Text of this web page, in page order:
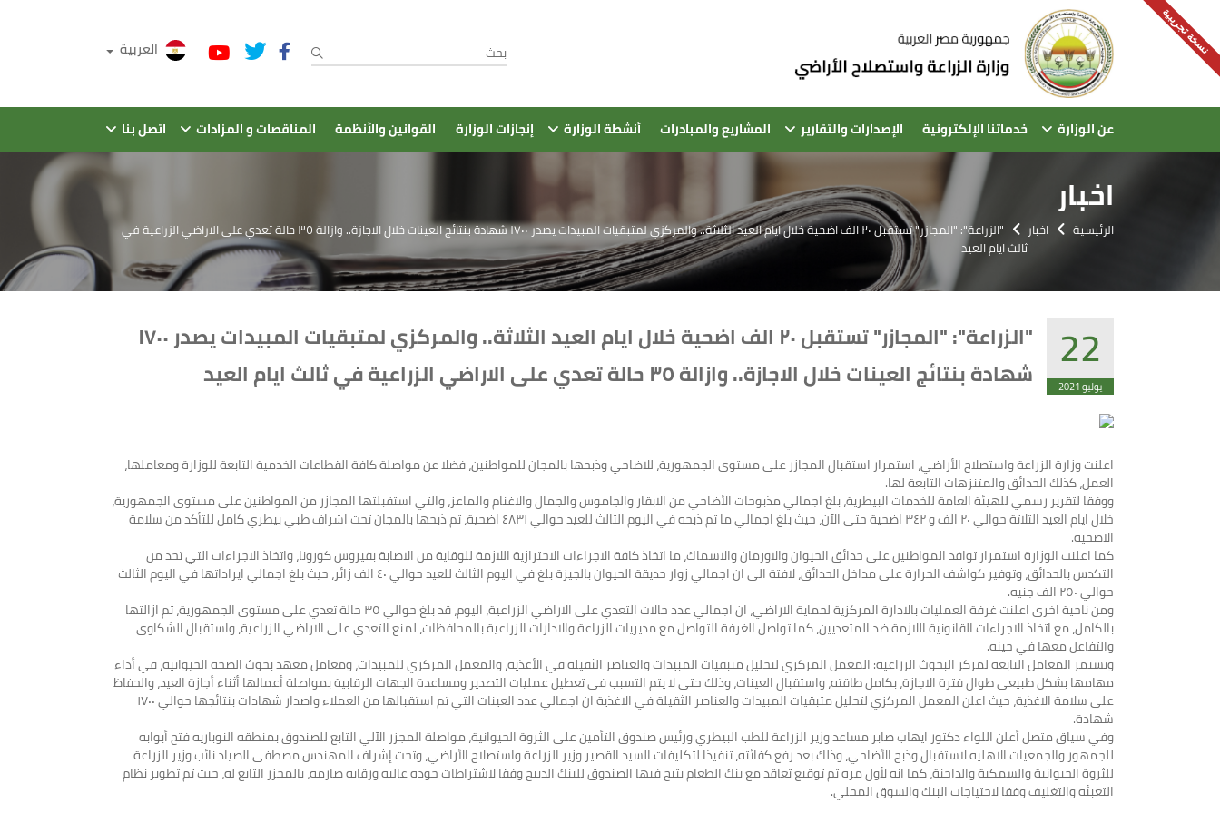
نسخة تجريبية العربية
عن الوزارة خدماتنا الإلكترونية الإصدارات والتقارير المشاريع والمبادرات أنشطة الوزارة إنجازات الوزارة القوانين والأنظمة المناقصات و المزادات اتصل بنا
اخبار
الرئيسية اخبار
"الزراعة": "المجازر" تستقبل ٢٠ الف اضحية خلال ايام العيد الثلاثة.. والمركزي لمتبقيات المبيدات يصدر ١٧٠٠ شهادة بنتائج العينات خلال الاجازة.. وازالة ٣٥ حالة تعدي على الاراضي الزراعية في
ثالث ايام العيد
22
يوليو 2021
"الزراعة": "المجازر" تستقبل ٢٠ الف اضحية خلال ايام العيد الثلاثة.. والمركزي لمتبقيات المبيدات يصدر ١٧٠٠
شهادة بنتائج العينات خلال الاجازة.. وازالة ٣٥ حالة تعدي على الاراضي الزراعية في ثالث ايام العيد
اعلنت وزارة الزراعة واستصلاح الأراضي، استمرار استقبال المجازر على مستوى الجمهورية، للاضاحي وذبحها بالمجان للمواطنين، فضلا عن مواصلة كافة القطاعات الخدمية التابعة للوزارة ومعاملها،
العمل، كذلك الحدائق والمتنزهات التابعة لها.
ووفقا لتقرير رسمي للهيئة العامة للخدمات البيطرية، بلغ اجمالي مذبوحات الأضاحي من الابقار والجاموس والجمال والاغنام والماعز، والتي استقبلتها المجازر من المواطنين على مستوى الجمهورية،
خلال ايام العيد الثلاثة حوالي ٢٠ الف و ٣٤٢ اضحية حتى الآن، حيث بلغ اجمالي ما تم ذبحه في اليوم الثالث للعيد حوالي ٤٨٣١ اضحية، تم ذبحها بالمجان تحت اشراف طبي بيطري كامل للتأكد من سلامة
الاضحية.
كما اعلنت الوزارة استمرار توافد المواطنين على حدائق الحيوان والاورمان والاسماك، ما اتخاذ كافة الاجراءات الاحترازية اللازمة للوقاية من الاصابة بفيروس كورونا، واتخاذ الاجراءات التي تحد من
التكدس بالحدائق، وتوفير كواشف الحرارة على مداخل الحدائق، لافتة الى ان اجمالي زوار حديقة الحيوان بالجيزة بلغ في اليوم الثالث للعيد حوالي ٤٠ الف زائر، حيث بلغ اجمالي ايراداتها في اليوم الثالث
حوالي ٢٥٠ الف جنيه.
ومن ناحية اخرى اعلنت غرفة العمليات بالادارة المركزية لحماية الاراضي، ان اجمالي عدد حالات التعدي على الاراضي الزراعية، اليوم، قد بلغ حوالي ٣٥ حالة تعدي على مستوى الجمهورية، تم ازالتها
بالكامل، مع اتخاذ الاجراءات القانونية اللازمة ضد المتعديين، كما تواصل الغرفة التواصل مع مديريات الزراعة والادارات الزراعية بالمحافظات، لمنع التعدي على الاراضي الزراعية، واستقبال الشكاوى
والتفاعل معها في حينه.
وتستمر المعامل التابعة لمركز البحوث الزراعية: المعمل المركزي لتحليل متبقيات المبيدات والعناصر الثقيلة في الأغذية، والمعمل المركزي للمبيدات، ومعامل معهد بحوث الصحة الحيوانية، في أداء
مهامها بشكل طبيعي طوال فترة الاجازة، بكامل طاقته، واستقبال العينات، وذلك حتى لا يتم التسبب في تعطيل عمليات التصدير ومساعدة الجهات الرقابية بمواصلة أعمالها أثناء أجازة العيد، والحفاظ
على سلامة الاغذية، حيث اعلن المعمل المركزي لتحليل متبقيات المبيدات والعناصر الثقيلة في الاغذية ان اجمالي عدد العينات التي تم استقبالها من العملاء واصدار شهادات بنتائجها حوالي ١٧٠٠
شهادة.
وفي سياق متصل أعلن اللواء دكتور ايهاب صابر مساعد وزير الزراعة للطب البيطري ورئيس صندوق التأمين على الثروة الحيوانية، مواصلة المجزر الآلي التابع للصندوق بمنطقه النوباريه فتح أبوابه
للجمهور والجمعيات الاهليه لاستقبال وذبح الأضاحي، وذلك بعد رفع كفائته، تنفيذا لتكليفات السيد القصير وزير الزراعة واستصلاح الأراضي، وتحت إشراف المهندس مصطفى الصياد نائب وزير الزراعة
للثروة الحيوانية والسمكية والداجنة، كما انه لأول مره تم توقيع تعاقد مع بنك الطعام يتيح فيها الصندوق للبنك الذبيح وفقا لاشتراطات جوده عاليه ورقابه صارمه، بالمجزر التابع له، حيث تم تطوير نظام
التعبئه والتغليف وفقا لاحتياجات البنك والسوق المحلي.